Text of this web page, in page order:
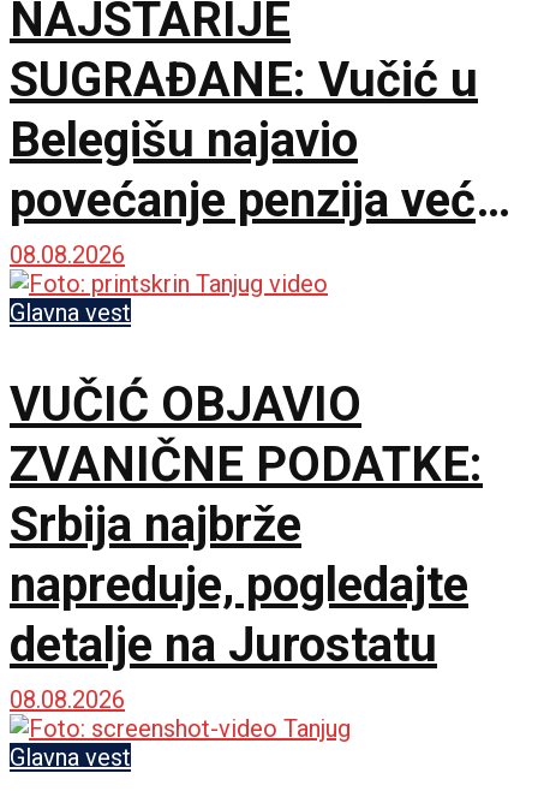
NAJSTARIJE
SUGRAĐANE: Vučić u
Belegišu najavio
povećanje penzija već
ove godine – Pratiće
rast plata
08.08.2026
Glavna vest
VUČIĆ OBJAVIO
ZVANIČNE PODATKE:
Srbija najbrže
napreduje, pogledajte
detalje na Jurostatu
08.08.2026
Glavna vest